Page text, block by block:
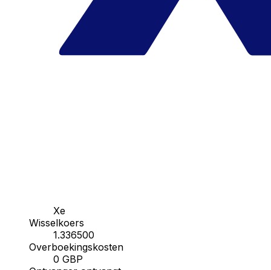
Xe
Wisselkoers
1.336500
Overboekingskosten
0 GBP